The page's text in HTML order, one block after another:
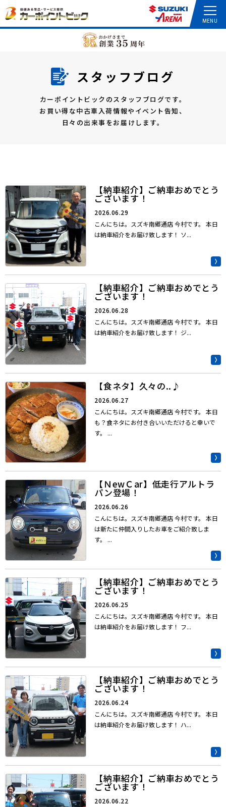
スタッフブログ
カーポイントビックのスタッフブログです。
お買い得な中古車入荷情報やイベント告知、
日々の出来事をお届けします。
【納車紹介】ご納車おめでとう
ございます！
2026.06.29
こんにちは。スズキ南郷通店 今村です。 本日
は納車紹介をお届け致します！ ソ...
【納車紹介】ご納車おめでとう
ございます！
2026.06.28
こんにちは。スズキ南郷通店 今村です。 本日
は納車紹介をお届け致します！ ジ...
【食ネタ】久々の..♪
2026.06.27
こんにちは。スズキ南郷通店 今村です。 本日
も？食ネタにお付き合いいただけると幸いで
す。 ...
【ＮewＣar】低走行アルトラ
パン登場！
2026.06.26
こんにちは。スズキ南郷通店 今村です。 本日
は新たに仲間入りしたお車をご紹介致しま
す。 ...
【納車紹介】ご納車おめでとう
ございます！
2026.06.25
こんにちは。スズキ南郷通店 今村です。 本日
は納車紹介をお届け致します！ フ...
【納車紹介】ご納車おめでとう
ございます！
2026.06.24
こんにちは。スズキ南郷通店 今村です。 本日
は納車紹介をお届け致します！ ハ...
【納車紹介】ご納車おめでとう
ございます！
2026.06.22